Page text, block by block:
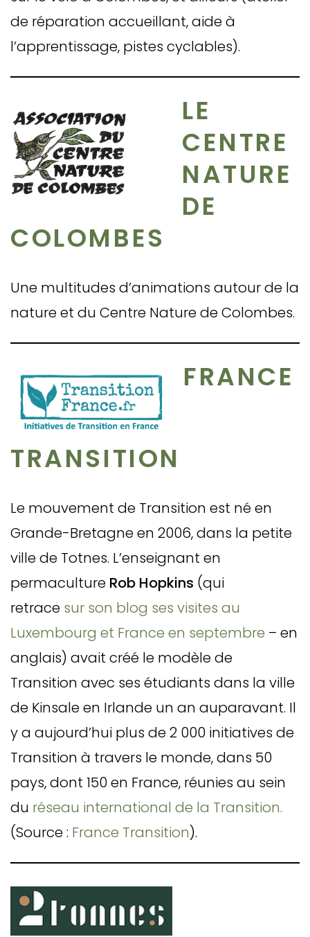
de réparation accueillant, aide à
l’apprentissage, pistes cyclables).
LE
CENTRE
NATURE
DE
COLOMBES
Une multitudes d’animations autour de la
nature et du Centre Nature de Colombes.
FRANCE
TRANSITION
Le mouvement de Transition est né en
Grande-Bretagne en 2006, dans la petite
ville de Totnes. L’enseignant en
permaculture Rob Hopkins (qui
retrace sur son blog ses visites au
Luxembourg et France en septembre – en
anglais) avait créé le modèle de
Transition avec ses étudiants dans la ville
de Kinsale en Irlande un an auparavant. Il
y a aujourd’hui plus de 2 000 initiatives de
Transition à travers le monde, dans 50
pays, dont 150 en France, réunies au sein
du réseau international de la Transition.
(Source : France Transition).